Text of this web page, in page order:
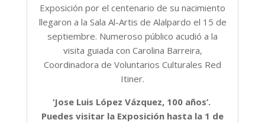
Exposición por el centenario de su nacimiento
llegaron a la Sala Al-Artis de Alalpardo el 15 de
septiembre. Numeroso público acudió a la
visita guiada con Carolina Barreira,
Coordinadora de Voluntarios Culturales Red
Itiner.
‘Jose Luis López Vázquez, 100 años’.
Puedes visitar la Exposición hasta la 1 de